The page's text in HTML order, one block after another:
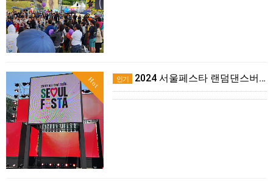
Hot 인기 2024 서울페스타 랜덤댄스버스킹 후기!